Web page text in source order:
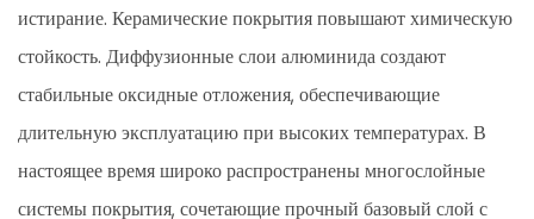
истирание. Керамические покрытия повышают химическую
стойкость. Диффузионные слои алюминида создают
стабильные оксидные отложения, обеспечивающие
длительную эксплуатацию при высоких температурах. В
настоящее время широко распространены многослойные
системы покрытия, сочетающие прочный базовый слой с